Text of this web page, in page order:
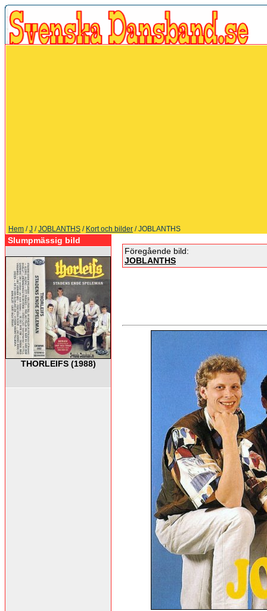
Hem /J /JOBLANTHS / Kort och bilder / JOBLANTHS
Slumpmässig bild
THORLEIFS (1988)
Föregående bild:
JOBLANTHS